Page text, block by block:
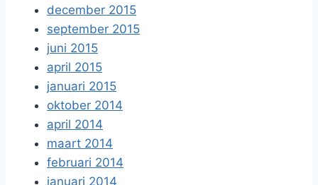
december 2015
september 2015
juni 2015
april 2015
januari 2015
oktober 2014
april 2014
maart 2014
februari 2014
januari 2014